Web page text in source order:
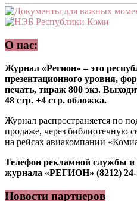
О нас:
Журнал «Регион» – это
презентационного уровня,
печать, тираж 800 экз.
48 стр. +4 стр. обложка.
Журнал распространяется по
продаже, через библиотечную
на рейсах авиакомпании
Телефон рекламной службы и
журнала «РЕГИОН» (8212) 24-
Новости партнеров